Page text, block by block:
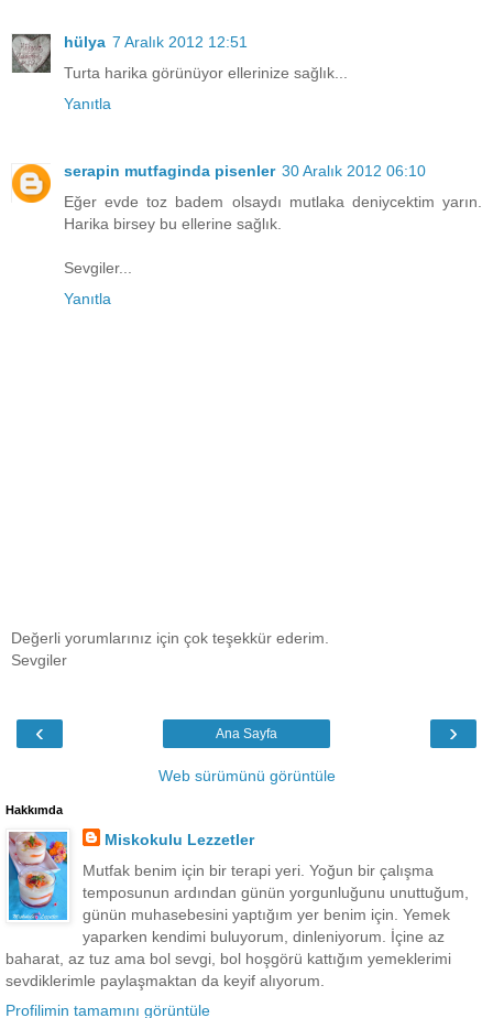
hülya 7 Aralık 2012 12:51
Turta harika görünüyor ellerinize sağlık...
Yanıtla
serapin mutfaginda pisenler 30 Aralık 2012 06:10
Eğer evde toz badem olsaydı mutlaka deniycektim yarın.
Harika birsey bu ellerine sağlık.
Sevgiler...
Yanıtla
Değerli yorumlarınız için çok teşekkür ederim.
Sevgiler
‹ ›
Ana Sayfa
Web sürümünü görüntüle
Hakkımda
Miskokulu Lezzetler
Mutfak benim için bir terapi yeri. Yoğun bir çalışma
temposunun ardından günün yorgunluğunu unuttuğum,
günün muhasebesini yaptığım yer benim için. Yemek
yaparken kendimi buluyorum, dinleniyorum. İçine az
baharat, az tuz ama bol sevgi, bol hoşgörü kattığım yemeklerimi
sevdiklerimle paylaşmaktan da keyif alıyorum.
Profilimin tamamını görüntüle